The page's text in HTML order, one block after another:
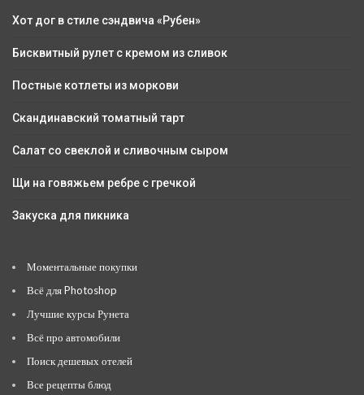
Хот дог в стиле сэндвича «Рубен»
Бисквитный рулет с кремом из сливок
Постные котлеты из моркови
Скандинавский томатный тарт
Салат со свеклой и сливочным сыром
Щи на говяжьем ребре с гречкой
Закуска для пикника
Моментальные покупки
Всё для Photoshop
Лучшие курсы Рунета
Всё про автомобили
Поиск дешевых отелей
Все рецепты блюд